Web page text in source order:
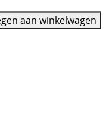
aan winkelwagen